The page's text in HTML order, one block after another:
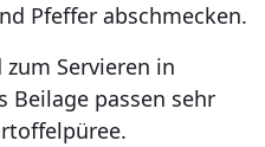
Pfeffer abschmecken.
Servieren in
Beilage passen sehr